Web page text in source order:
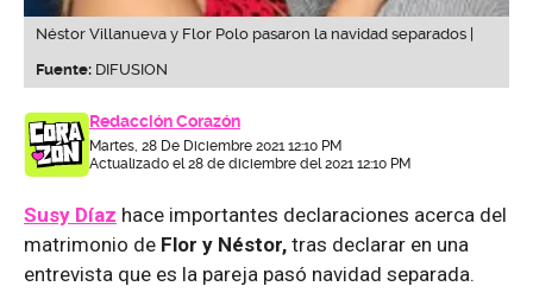
Néstor Villanueva y Flor Polo pasaron la navidad separados |
Fuente: DIFUSION
Redacción Corazón
Martes, 28 De Diciembre 2021 12:10 PM
Actualizado el 28 de diciembre del 2021 12:10 PM
Susy Díaz hace importantes declaraciones acerca del
matrimonio de Flor y Néstor, tras declarar en una
entrevista que es la pareja pasó navidad separada.